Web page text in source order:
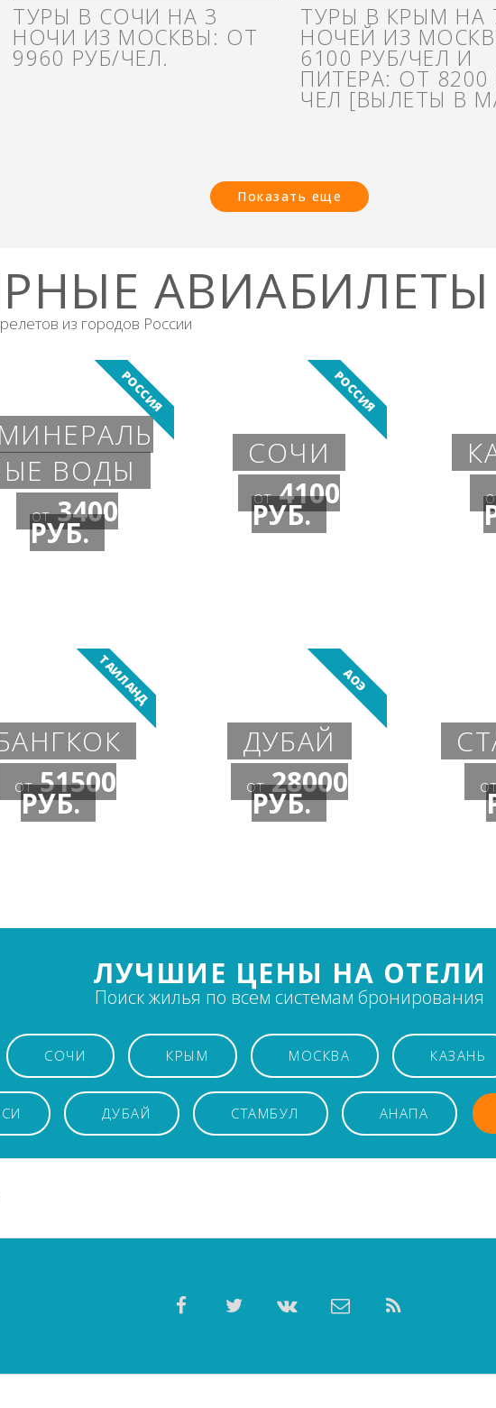
ТУРЫ В СОЧИ НА 3
НОЧИ ИЗ МОСКВЫ: ОТ
9960 РУБ/ЧЕЛ.
ТУРЫ В КРЫМ НА
НОЧЕЙ ИЗ
6100 РУБ/ЧЕЛ И
ПИТЕРА: ОТ 8200
ЧЕЛ [ВЫЛЕТЫ В
Показать еще
АВИАБИЛЕТЫ
из городов России
МИНЕРАЛЬ
ВОДЫ
от 3400
РУБ.
РОССИЯ
СОЧИ
от 4100
РУБ.
РОССИЯ
от 51500
РУБ.
ТАИЛАНД
ДУБАЙ
от 28000
РУБ.
АОЭ
ЛУЧШИЕ ЦЕНЫ НА ОТЕЛИ
Поиск жилья по всем системам бронирования
СОЧИ КРЫМ МОСКВА КАЗАНЬ
ДУБАЙ СТАМБУЛ АНАПА